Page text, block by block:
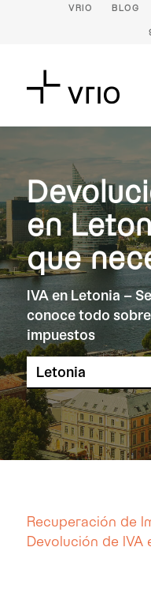
VRIO BLOG
en
que
IVA en Letonia –
conoce todo
impuestos
Recuperación de
Devolución de IVA